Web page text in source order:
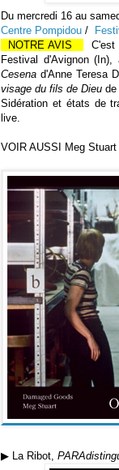
Du mercredi 16 au
Centre Pompidou /
NOTRE AVIS
C'est
Festival d'Avignon
Cesena d'Anne Teresa
visage du fils de Dieu de
Sidération et états de
live.
VOIR AUSSI Meg
▶ La Ribot,